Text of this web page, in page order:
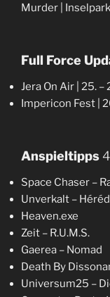
Murder |
Full Force
Jera On Air | 25. –
Impericon Fest |
Anspieltipps
Space Chaser –
Unverkalt –
Heaven.exe
Zeit – R.U.M.S.
Gaerea – Nomad
Death By
Universum25 –